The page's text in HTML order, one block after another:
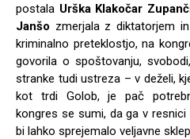
postala Urška Klakočar
Janšo zmerjala z diktatorjem
kriminalno preteklostjo, na
govorila o spoštovanju,
stranke tudi ustreza – v deželi,
kot trdi Golob, je pač
kongres se sumi, da ga v
bi lahko sprejemalo veljavne